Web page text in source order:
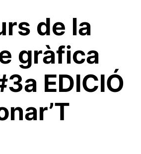
de la
gràfica
EDICIÓ